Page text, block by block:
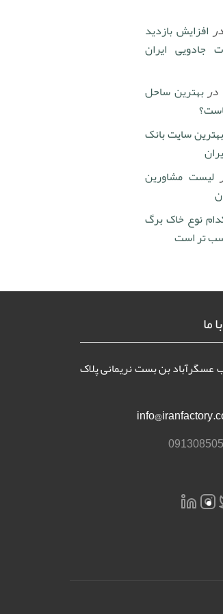
درافزایش بازدید
جادویی ایران
دربهترین ساحل
بهترین سایت بانک
لیست مشاورین
نوع خاک برگ
تر است
ما
عسگرآباد بن بست نریمانی پلاک